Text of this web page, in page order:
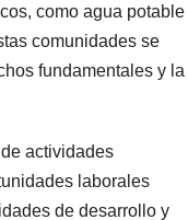
como agua potable
comunidades se
fundamentales y la
actividades
laborales
de desarrollo y